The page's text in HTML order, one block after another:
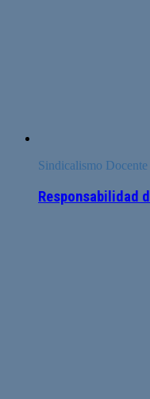
Sindicalismo Docente
Responsabilidad